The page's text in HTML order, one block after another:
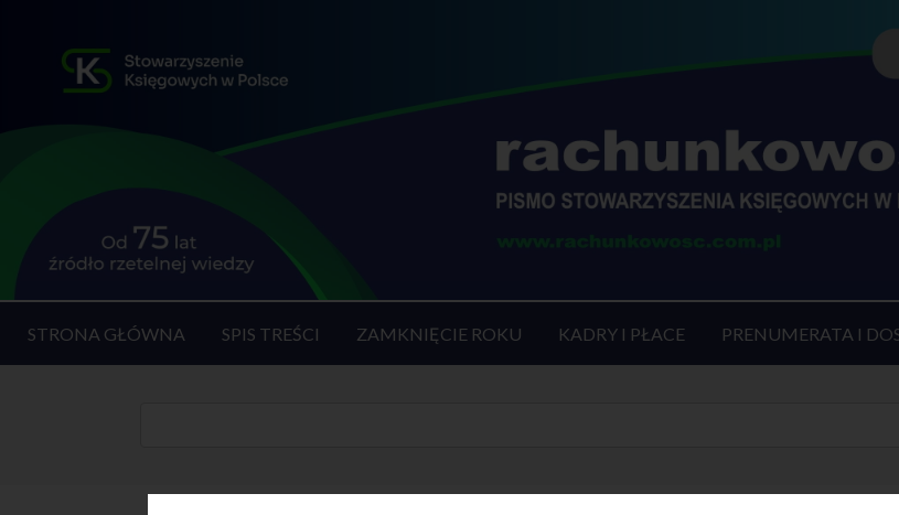
STRONA GŁÓWNA SPIS TREŚCI ZAMKNIĘCIE ROKU KADRY I PŁACE PRENUMERATA I